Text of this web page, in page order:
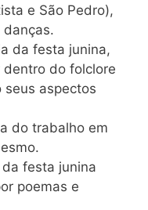
e São Pedro),
da festa junina,
dentro do folclore
aspectos
do trabalho em
festa junina
poemas e